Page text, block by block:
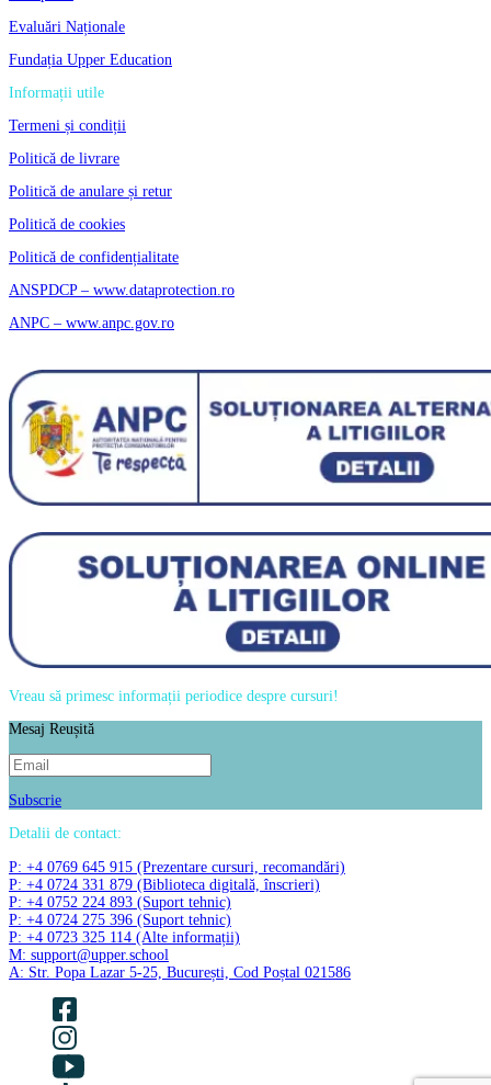
Evaluări Naționale
Fundația Upper Education
Informații utile
Termeni și condiții
Politică de livrare
Politică de anulare și retur
Politică de cookies
Politică de confidențialitate
ANSPDCP – www.dataprotection.ro
ANPC – www.anpc.gov.ro
Vreau să primesc informații periodice despre cursuri!
Mesaj Reușită
Subscrie
Detalii de contact:
P: +4 0769 645 915 (Prezentare cursuri, recomandări)
P: +4 0724 331 879 (Biblioteca digitală, înscrieri)
P: +4 0752 224 893 (Suport tehnic)
P: +4 0724 275 396 (Suport tehnic)
P: +4 0723 325 114 (Alte informații)
M: support@upper.school
A: Str. Popa Lazar 5-25, București, Cod Poștal 021586